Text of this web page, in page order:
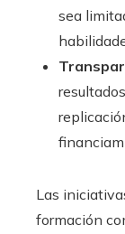
sea
Las
formación